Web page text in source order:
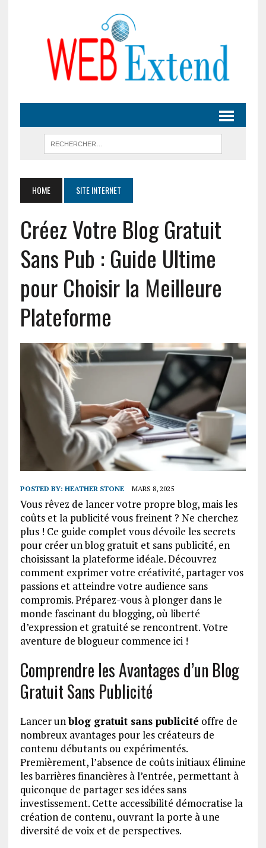
HOME SITE INTERNET
Créez Votre Blog Gratuit
Sans Pub : Guide Ultime
pour Choisir la Meilleure
Plateforme
POSTED BY: HEATHER STONE MARS 8, 2025
Vous rêvez de lancer votre propre blog, mais les
coûts et la publicité vous freinent ? Ne cherchez
plus ! Ce guide complet vous dévoile les secrets
pour créer un blog gratuit et sans publicité, en
choisissant la plateforme idéale. Découvrez
comment exprimer votre créativité, partager vos
passions et atteindre votre audience sans
compromis. Préparez-vous à plonger dans le
monde fascinant du blogging, où liberté
d’expression et gratuité se rencontrent. Votre
aventure de blogueur commence ici !
Comprendre les Avantages d’un Blog
Gratuit Sans Publicité
Lancer unblog gratuit sans publicitéoffre de
nombreux avantages pour les créateurs de
contenu débutants ou expérimentés.
Premièrement, l’absence de coûts initiaux élimine
les barrières financières à l’entrée, permettant à
quiconque de partager ses idées sans
investissement. Cette accessibilité démocratise la
création de contenu, ouvrant la porte à une
diversité de voix et de perspectives.